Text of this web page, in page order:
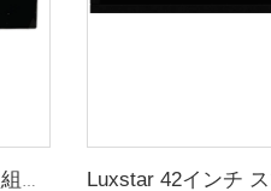
Opti-V シリーズ 見た目リアルな炎 ライン型組み込み式電気暖炉